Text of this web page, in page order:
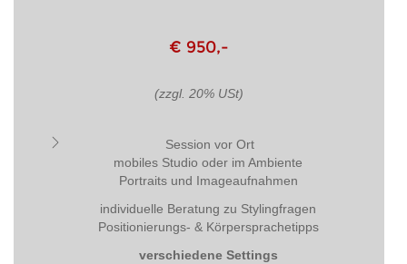
€ 950,-
(zzgl. 20% USt)
Session vor Ort
mobiles Studio oder im Ambiente
Portraits und Imageaufnahmen
individuelle Beratung zu Stylingfragen
Positionierungs- & Körpersprachetipps
verschiedene Settings